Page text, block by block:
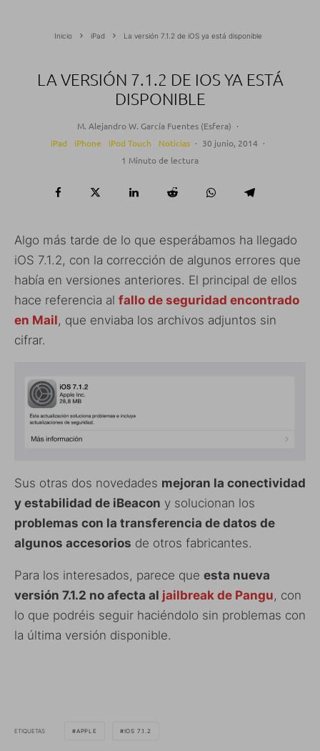
Inicio iPad La versión 7.1.2 de iOS ya está disponible
LA VERSIÓN 7.1.2 DE IOS YA ESTÁ
DISPONIBLE
M. Alejandro W. García Fuentes (Esfera) ·
iPad
iPhone iPod Touch Noticias · 30 junio, 2014 ·
1 Minuto de lectura
Algo más tarde de lo que esperábamos ha llegado
iOS 7.1.2, con la corrección de algunos errores que
había en versiones anteriores. El principal de ellos
hace referencia al fallo de seguridad encontrado
en Mail, que enviaba los archivos adjuntos sin
cifrar.
Sus otras dos novedades mejoran la conectividad
y estabilidad de iBeacon y solucionan los
problemas con la transferencia de datos de
algunos accesorios de otros fabricantes.
Para los interesados, parece que esta nueva
versión 7.1.2 no afecta al jailbreak de Pangu, con
lo que podréis seguir haciéndolo sin problemas con
la última versión disponible.
ETIQUETAS APPLE IOS 7.1.2